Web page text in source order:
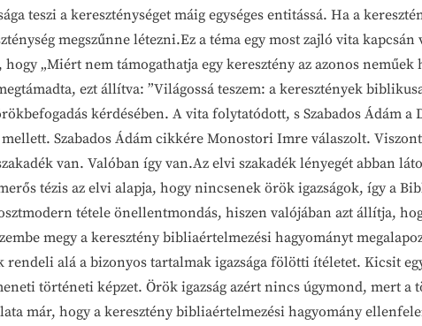
teszi a kereszténységet máig egységes entitássá. Ha a
megszűnne létezni.Ez a téma egy most zajló vita
„Miért nem támogathatja egy keresztény az azonos neműek
ezt állítva: ”Világossá teszem: a keresztények
kérdésében. A vita folytatódott, s Szabados Ádám
Szabados Ádám cikkére Monostori Imre válaszolt.
van. Valóban így van.Az elvi szakadék lényegét abban
tézis az elvi alapja, hogy nincsenek örök igazságok, így a
tétele önellentmondás, hiszen valójában azt állítja,
megy a keresztény bibliaértelmezési hagyományt
alá a bizonyos tartalmak igazsága fölötti ítéletet. Kicsit
történeti képzet. Örök igazság azért nincs úgymond, mert a
már, hogy a keresztény bibliaértelmezési hagyomány